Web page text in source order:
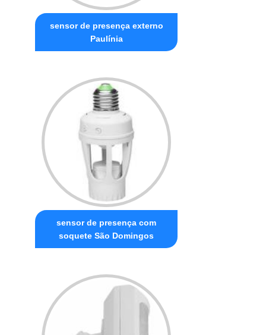
sensor de presença externo
Paulínia
sensor de presença com
soquete São Domingos